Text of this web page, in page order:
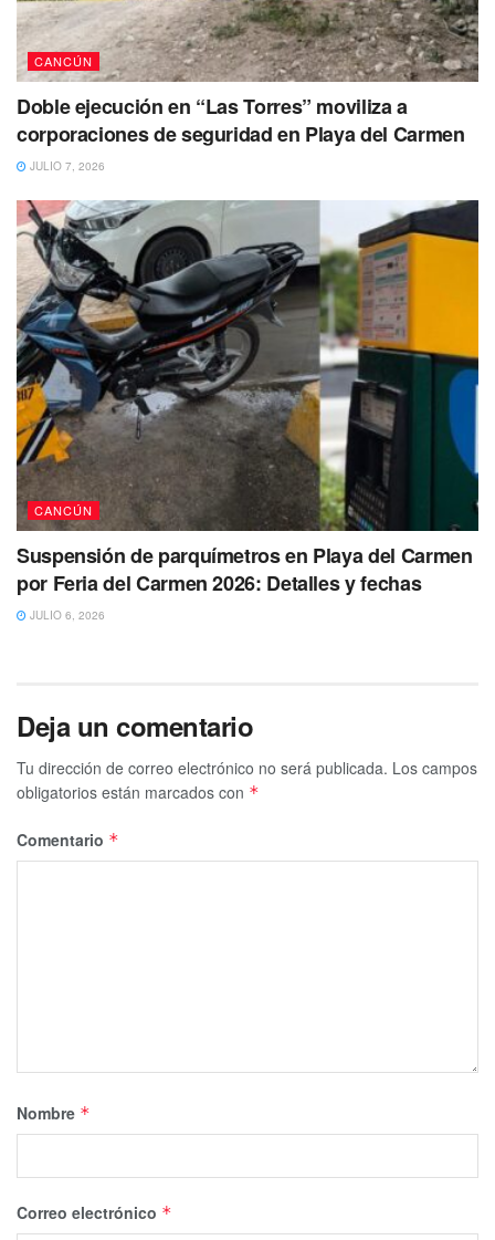
CANCÚN
Doble ejecución en “Las Torres” moviliza a
corporaciones de seguridad en Playa del Carmen
JULIO 7, 2026
CANCÚN
Suspensión de parquímetros en Playa del Carmen
por Feria del Carmen 2026: Detalles y fechas
JULIO 6, 2026
Deja un comentario
Tu dirección de correo electrónico no será publicada. Los campos
obligatorios están marcados con *
Comentario *
Nombre *
Correo electrónico *